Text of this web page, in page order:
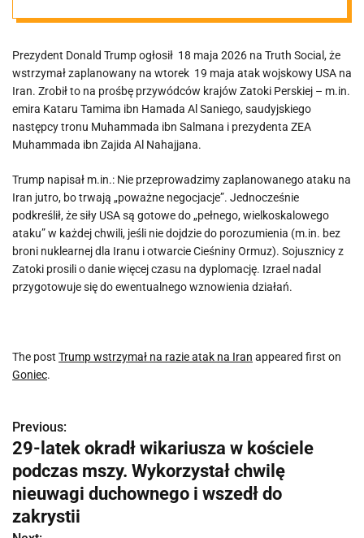
Prezydent Donald Trump ogłosił 18 maja 2026 na Truth Social, że
wstrzymał zaplanowany na wtorek 19 maja atak wojskowy USA na
Iran. Zrobił to na prośbę przywódców krajów Zatoki Perskiej – m.in.
emira Kataru Tamima ibn Hamada Al Saniego, saudyjskiego
następcy tronu Muhammada ibn Salmana i prezydenta ZEA
Muhammada ibn Zajida Al Nahajjana.
Trump napisał m.in.: Nie przeprowadzimy zaplanowanego ataku na
Iran jutro, bo trwają „poważne negocjacje”. Jednocześnie
podkreślił, że siły USA są gotowe do „pełnego, wielkoskalowego
ataku” w każdej chwili, jeśli nie dojdzie do porozumienia (m.in. bez
broni nuklearnej dla Iranu i otwarcie Cieśniny Ormuz). Sojusznicy z
Zatoki prosili o danie więcej czasu na dyplomację. Izrael nadal
przygotowuje się do ewentualnego wznowienia działań.
The post Trump wstrzymał na razie atak na Iran appeared first on
Goniec.
N
a
w
i
Previous:
29-latek okradł wikariusza w kościele
podczas mszy. Wykorzystał chwilę
nieuwagi duchownego i wszedł do
zakrystii